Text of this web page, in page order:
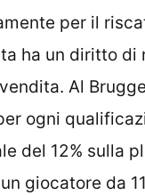
per il
ha un diritto
Al
ogni
del 12% sulla
giocatore da